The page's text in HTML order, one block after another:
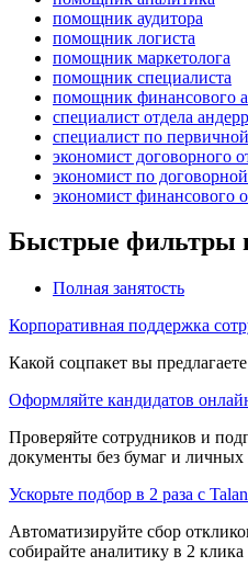
помощник аудитора
помощник логиста
помощник маркетолога
помощник специалиста
помощник финансового
специалист отдела
специалист по
экономист договорного
экономист по
экономист финансового
Быстрые фильтры
Полная занятость
Корпоративная поддержка
Какой соцпакет вы
Оформляйте кандидатов
Проверяйте сотрудников и
документы без бумаг и личных
Ускорьте подбор в 2 раза с
Автоматизируйте сбор
собирайте аналитику в 2 клика